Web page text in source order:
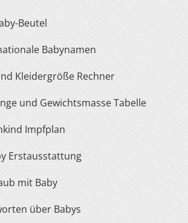
Beutel
Babynamen
Kleidergröße Rechner
und Gewichtsmasse Tabelle
Impfplan
Erstausstattung
mit Baby
über Babys